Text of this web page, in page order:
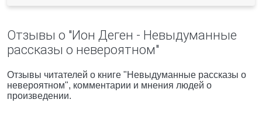
Отзывы о "Ион Деген - Невыдуманные
рассказы о невероятном"
Отзывы читателей о книге "Невыдуманные рассказы о
невероятном", комментарии и мнения людей о
произведении.